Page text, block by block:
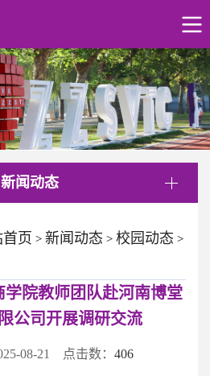
新闻动态
首页 > 新闻动态 > 校园动态 >
学院教师团队赴河南博堂
公司开展调研交流
08-21 点击数： 406